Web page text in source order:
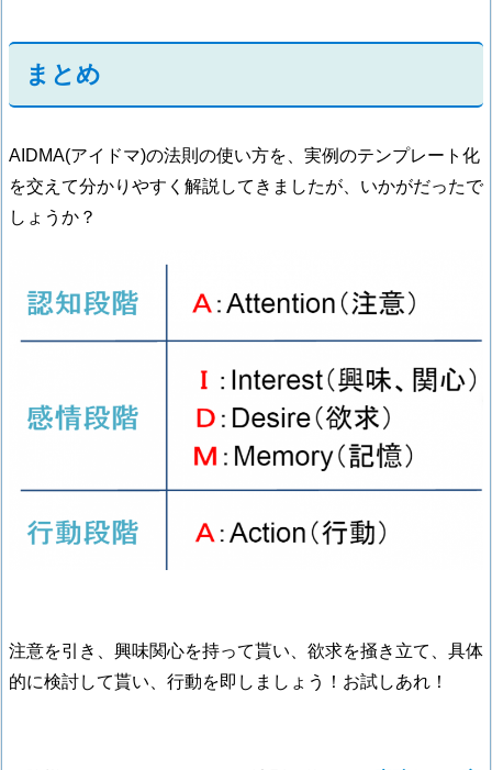
まとめ
AIDMA(アイドマ)の法則の使い方を、実例のテンプレート化
を交えて分かりやすく解説してきましたが、いかがだったで
しょうか？
注意を引き、興味関心を持って貰い、欲求を掻き立て、具体
的に検討して貰い、行動を即しましょう！お試しあれ！